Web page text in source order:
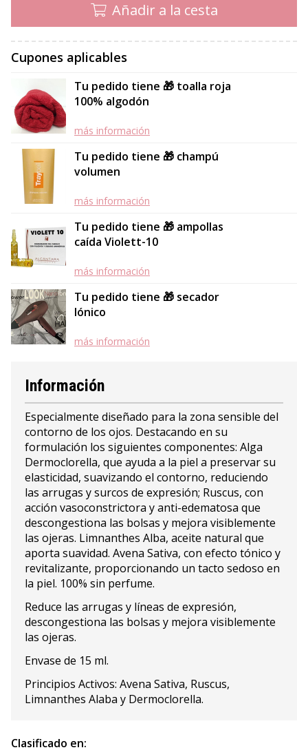
Añadir a la cesta
Cupones aplicables
Tu pedido tiene 🎁 toalla roja
100% algodón
más información
Tu pedido tiene 🎁 champú
volumen
más información
Tu pedido tiene 🎁 ampollas
caída Violett-10
más información
Tu pedido tiene 🎁 secador
Iónico
más información
Información
Especialmente diseñado para la zona sensible del
contorno de los ojos. Destacando en su
formulación los siguientes componentes: Alga
Dermoclorella, que ayuda a la piel a preservar su
elasticidad, suavizando el contorno, reduciendo
las arrugas y surcos de expresión; Ruscus, con
acción vasoconstrictora y anti-edematosa que
descongestiona las bolsas y mejora visiblemente
las ojeras. Limnanthes Alba, aceite natural que
aporta suavidad. Avena Sativa, con efecto tónico y
revitalizante, proporcionando un tacto sedoso en
la piel. 100% sin perfume.
Reduce las arrugas y líneas de expresión,
descongestiona las bolsas y mejora visiblemente
las ojeras.
Envase de 15 ml.
Principios Activos: Avena Sativa, Ruscus,
Limnanthes Alaba y Dermoclorella.
Clasificado en: